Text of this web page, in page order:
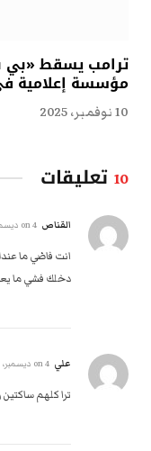
ترامب يسقط «بي
مؤسسة إعلامية
10 نوفمبر، 2025
10 تعليقات
القناص 4 ديسمبر، 2017 2:22 م
انت فاضي ما
دخلك فشي ما
علي 4 ديسمبر، 2017 4:08 م
ترا كلهم